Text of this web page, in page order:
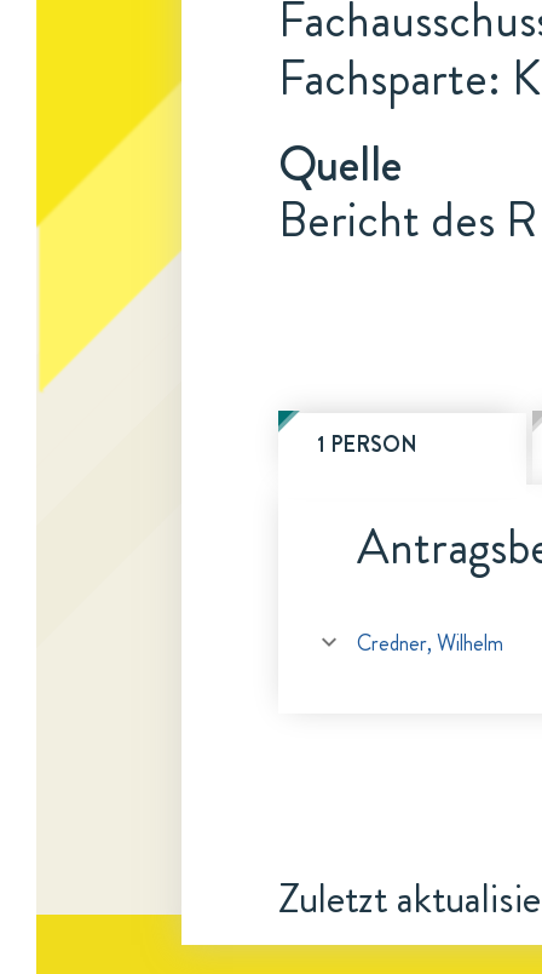
Fachsparte:
Quelle
Bericht des
1 PERSON
Credner, Wilhelm
Zuletzt